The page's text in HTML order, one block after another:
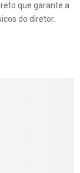
que garante a
do diretor.